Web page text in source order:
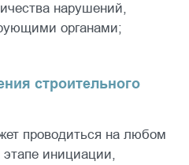
нарушений,
органами;
строительного
проводиться на любом
этапе инициации,